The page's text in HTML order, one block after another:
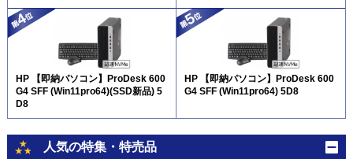
HP 【即納パソコン】ProDesk 600
G4 SFF (Win11pro64)(SSD新品) 5
D8
HP 【即納パソコン】ProDesk 600
G4 SFF (Win11pro64) 5D8
人気の特集・特売品